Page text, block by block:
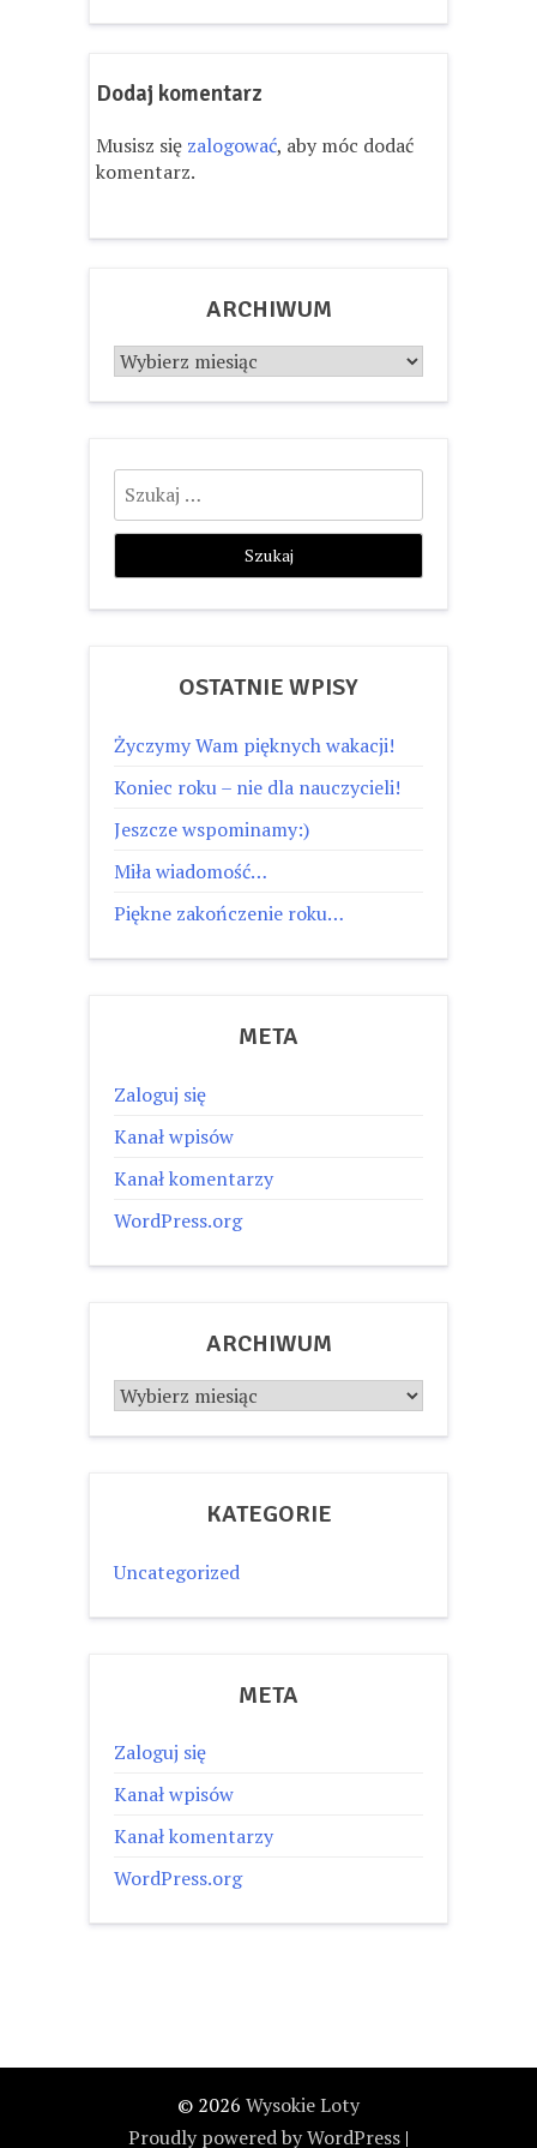
Dodaj komentarz
Musisz się zalogować, aby móc dodać
komentarz.
ARCHIWUM
Archiwum
Szukaj:
OSTATNIE WPISY
Życzymy Wam pięknych wakacji!
Koniec roku – nie dla nauczycieli!
Jeszcze wspominamy:)
Miła wiadomość…
Piękne zakończenie roku…
META
Zaloguj się
Kanał wpisów
Kanał komentarzy
WordPress.org
ARCHIWUM
Archiwum
KATEGORIE
Uncategorized
META
Zaloguj się
Kanał wpisów
Kanał komentarzy
WordPress.org
© 2026 Wysokie Loty
Proudly powered by WordPress |